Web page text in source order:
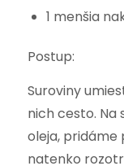
1 menšia
Postup:
Suroviny
nich cesto. Na
oleja, pridáme
natenko